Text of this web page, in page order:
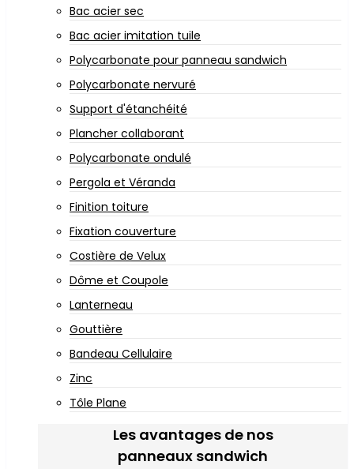
Bac acier sec
Bac acier imitation tuile
Polycarbonate pour panneau sandwich
Polycarbonate nervuré
Support d'étanchéité
Plancher collaborant
Polycarbonate ondulé
Pergola et Véranda
Finition toiture
Fixation couverture
Costière de Velux
Dôme et Coupole
Lanterneau
Gouttière
Bandeau Cellulaire
Zinc
Tôle Plane
Les avantages de nos
panneaux sandwich